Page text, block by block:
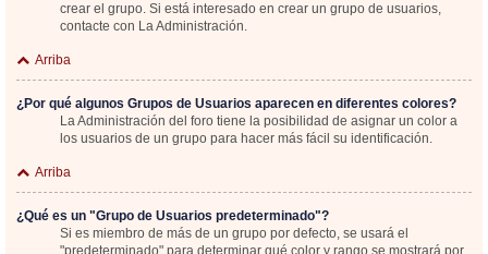
crear el grupo. Si está interesado en crear un grupo de usuarios,
contacte con La Administración.
Arriba
¿Por qué algunos Grupos de Usuarios aparecen en diferentes colores?
La Administración del foro tiene la posibilidad de asignar un color a
los usuarios de un grupo para hacer más fácil su identificación.
Arriba
¿Qué es un "Grupo de Usuarios predeterminado"?
Si es miembro de más de un grupo por defecto, se usará el
"predeterminado" para determinar qué color y rango se mostrará por